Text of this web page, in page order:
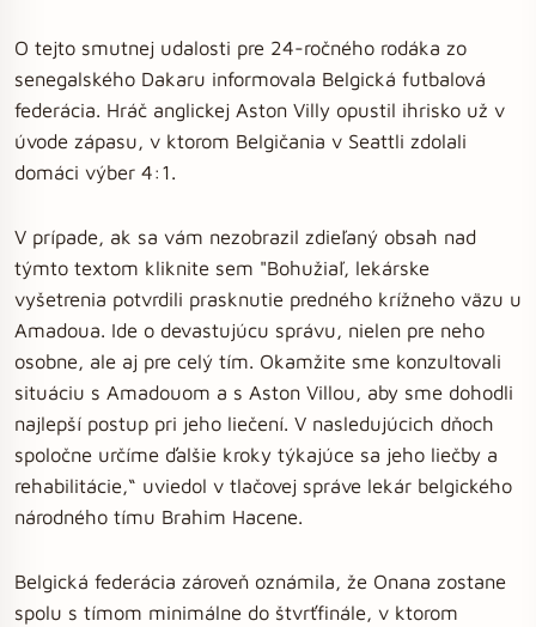
O tejto smutnej udalosti pre 24-ročného rodáka zo
senegalského Dakaru informovala Belgická futbalová
federácia. Hráč anglickej Aston Villy opustil ihrisko už v
úvode zápasu, v ktorom Belgičania v Seattli zdolali
domáci výber 4:1.
V prípade, ak sa vám nezobrazil zdieľaný obsah nad
týmto textom kliknite sem "Bohužiaľ, lekárske
vyšetrenia potvrdili prasknutie predného krížneho väzu u
Amadoua. Ide o devastujúcu správu, nielen pre neho
osobne, ale aj pre celý tím. Okamžite sme konzultovali
situáciu s Amadouom a s Aston Villou, aby sme dohodli
najlepší postup pri jeho liečení. V nasledujúcich dňoch
spoločne určíme ďalšie kroky týkajúce sa jeho liečby a
rehabilitácie,“ uviedol v tlačovej správe lekár belgického
národného tímu Brahim Hacene.
Belgická federácia zároveň oznámila, že Onana zostane
spolu s tímom minimálne do štvrťfinále, v ktorom